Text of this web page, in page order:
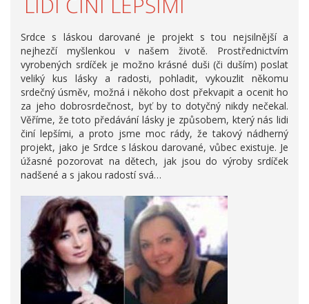
Srdce s láskou darované je projekt s tou nejsilnější a
nejhezčí myšlenkou v našem životě. Prostřednictvím
vyrobených srdíček je možno krásné duši (či duším) poslat
veliký kus lásky a radosti, pohladit, vykouzlit někomu
srdečný úsměv, možná i někoho dost překvapit a ocenit ho
za jeho dobrosrdečnost, byť by to dotyčný nikdy nečekal.
Věříme, že toto předávání lásky je způsobem, který nás lidi
činí lepšími, a proto jsme moc rády, že takový nádherný
projekt, jako je Srdce s láskou darované, vůbec existuje. Je
úžasné pozorovat na dětech, jak jsou do výroby srdíček
nadšené a s jakou radostí svá…